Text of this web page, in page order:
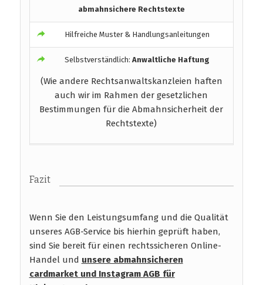
abmahnsichere Rechtstexte
Hilfreiche Muster & Handlungsanleitungen
Selbstverständlich:Anwaltliche Haftung
(Wie andere Rechtsanwaltskanzleien haften
auch wir im Rahmen der gesetzlichen
Bestimmungen für die Abmahnsicherheit der
Rechtstexte)
Fazit
Wenn Sie den Leistungsumfang und die Qualität
unseres AGB-Service bis hierhin geprüft haben,
sind Sie bereit für einen rechtssicheren Online-
Handel und unsere abmahnsicheren
cardmarket und Instagram AGB für